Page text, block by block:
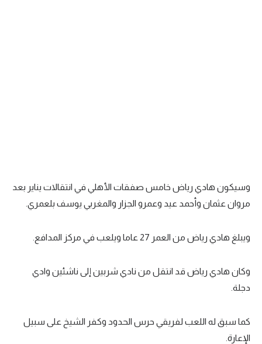
وسيكون هادي رياض خامس صفقات الأهلي في انتقالات يناير بعد
مروان عثمان وأحمد عيد وعمرو الجزار والمغربي يوسف بلعمري.
ويبلغ هادي رياض من العمر 27 عاما ويلعب في مركز المدافع.
وكان هادي رياض قد انتقل من نادي شربين إلى ناشئين وادي
دجلة.
كما سبق له اللعب لفريقي حرس الحدود وكفر الشيخ على سبيل
الإعارة.